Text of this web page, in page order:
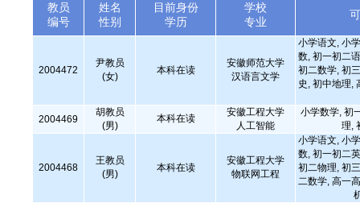
教员
编号
姓名
性别
目前身份
学历
学校
专业
2004472
尹教员
(女)
本科在读
安徽师范大学
汉语言文学
小学语文, 小
数, 初一初二
初二数学, 初
史, 初中地理,
2004469
胡教员
(男)
本科在读
安徽工程大学
人工智能
小学数学, 初
理,
2004468
王教员
(男)
本科在读
安徽工程大学
物联网工程
小学语文, 小
数, 初一初二
初二物理, 初
二数学, 高一